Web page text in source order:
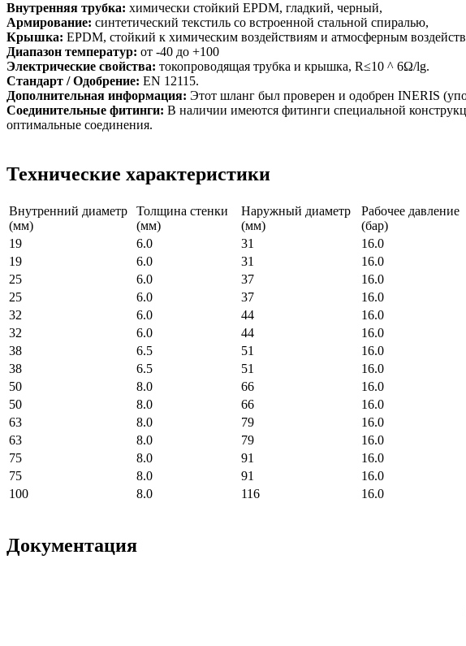
Внутренняя трубка: химически стойкий EPDM, гладкий, черный,
Армирование: синтетический текстиль со встроенной стальной спиралью,
Крышка: EPDM, стойкий к химическим воздействиям и атмосферным
Диапазон температур: от -40 до +100
Электрические свойства: токопроводящая трубка и крышка, R≤10 ^ 6Ω/lg.
Стандарт / Одобрение: EN 12115.
Дополнительная информация: Этот шланг был проверен и одобрен INERIS
Соединительные фитинги: В наличии имеются фитинги специальной
оптимальные соединения.
Технические характеристики
Внутренний диаметр
(мм)
Толщина стенки
(мм)
Наружный диаметр
(мм)
Рабочее давление
(бар)
19
6.0 31 16.0
19
6.0 31 16.0
25
6.0 37 16.0
25
6.0 37 16.0
32
6.0 44 16.0
32
6.0 44 16.0
38
6.5 51 16.0
38
6.5 51 16.0
50
8.0 66 16.0
50
8.0 66 16.0
63
8.0 79 16.0
63
8.0 79 16.0
75
8.0 91 16.0
75
8.0 91 16.0
100
8.0 116 16.0
Документация